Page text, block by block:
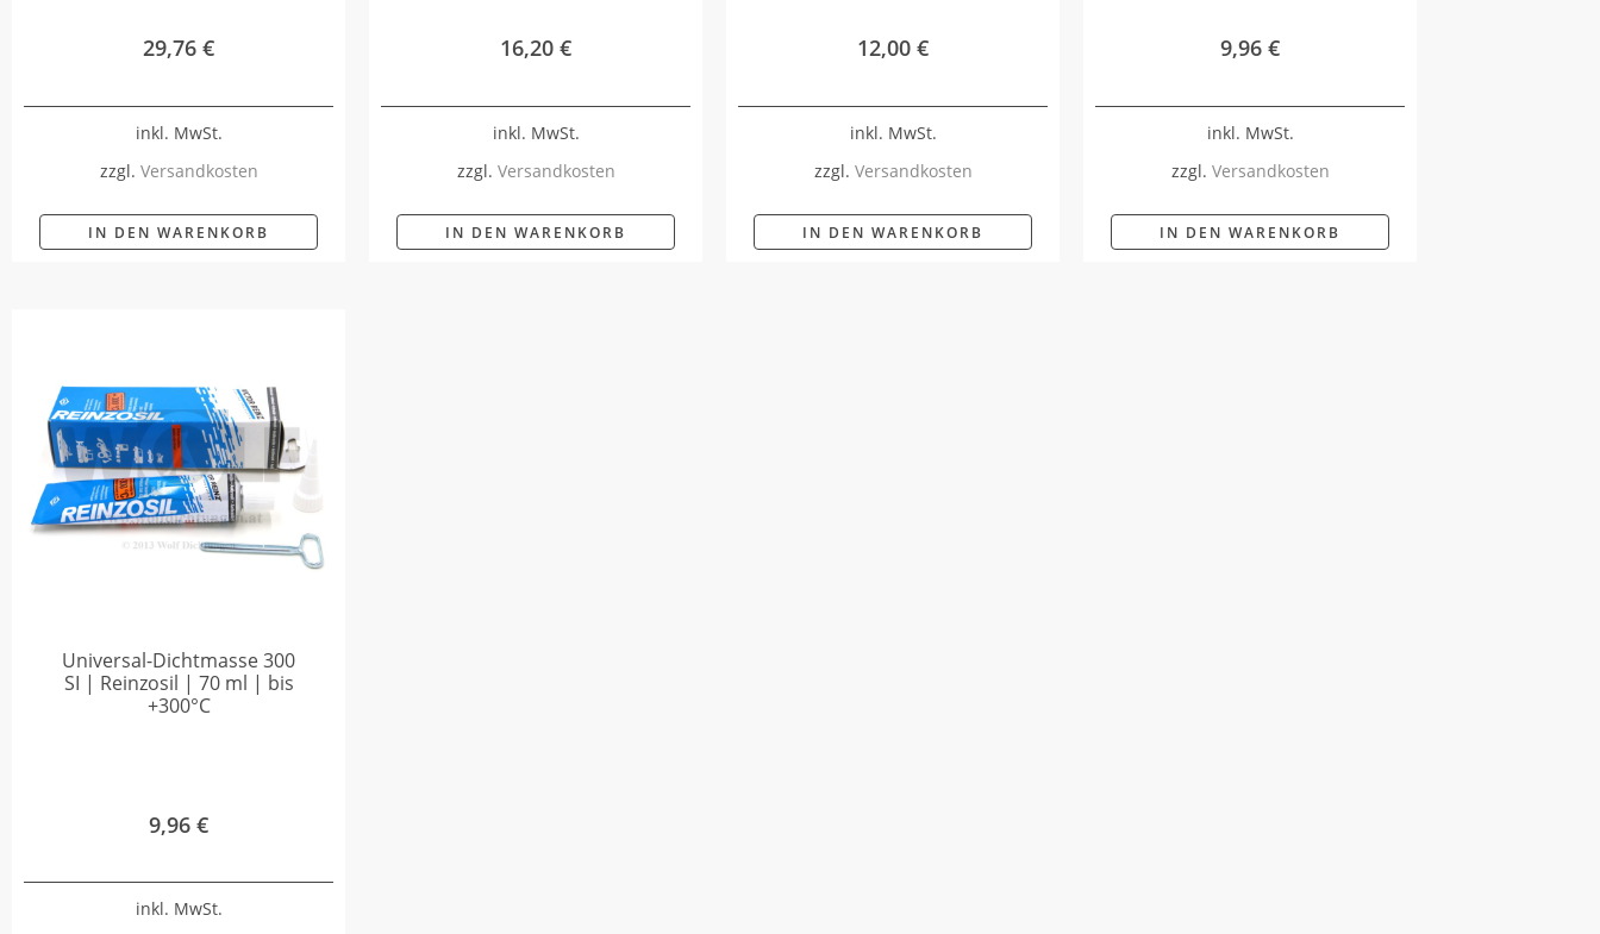
29,76 €
inkl. MwSt.
zzgl. Versandkosten
IN DEN WARENKORB
16,20 €
inkl. MwSt.
zzgl. Versandkosten
IN DEN WARENKORB
12,00 €
inkl. MwSt.
zzgl. Versandkosten
IN DEN WARENKORB
9,96 €
inkl. MwSt.
zzgl. Versandkosten
IN DEN WARENKORB
Universal-Dichtmasse 300
SI | Reinzosil | 70 ml | bis
+300°C
9,96 €
inkl. MwSt.